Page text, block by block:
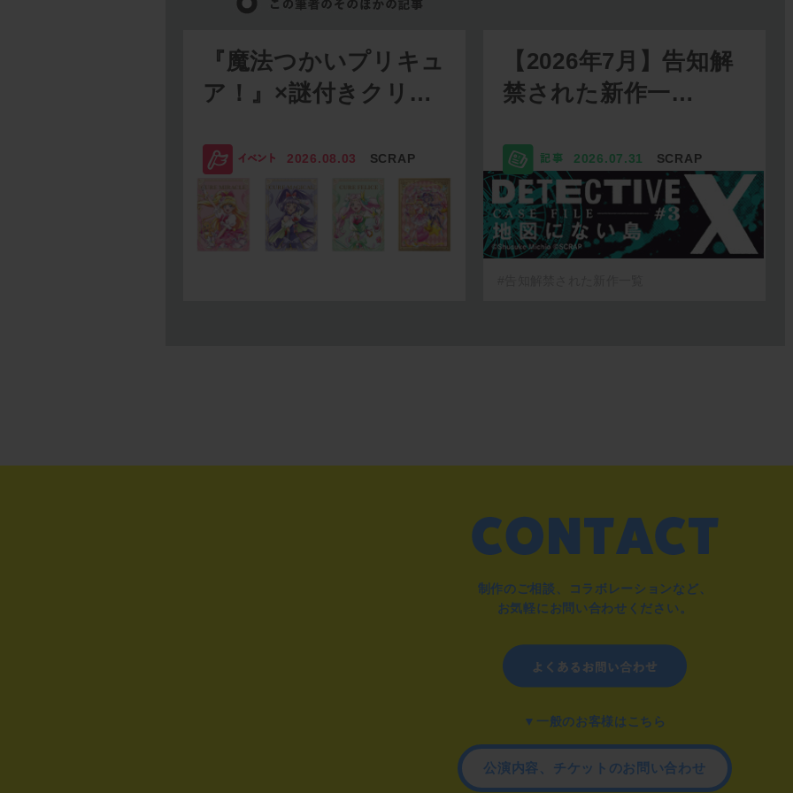
『魔法つかいプリキュ
ア！』×謎付きクリ…
2026.08.03 SCRAP
【2026年7月】告知解
禁された新作一…
2026.07.31 SCRAP
制作のご相談、コラボレーションなど、
お気軽にお問い合わせください。
▼一般のお客様はこちら
公演内容、チケットのお問い合わせ